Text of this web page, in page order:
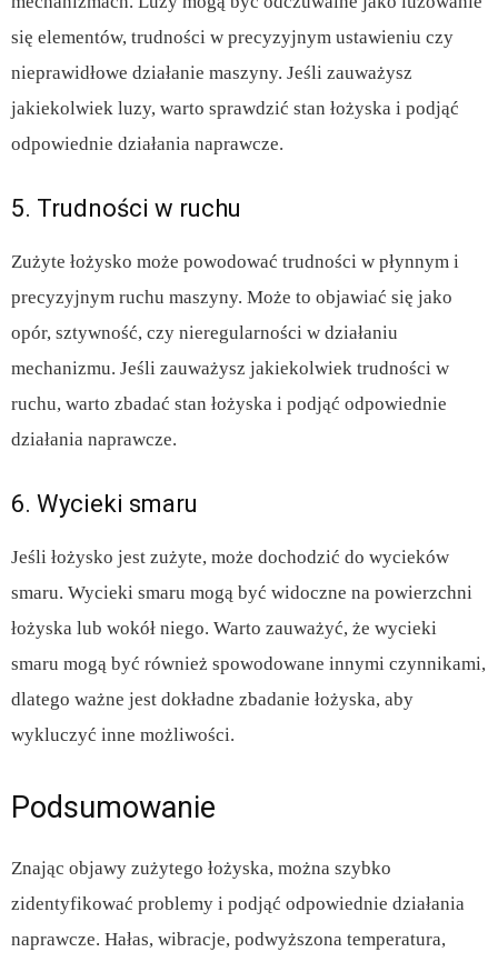
się elementów, trudności w precyzyjnym ustawieniu czy
nieprawidłowe działanie maszyny. Jeśli zauważysz
jakiekolwiek luzy, warto sprawdzić stan łożyska i podjąć
odpowiednie działania naprawcze.
5. Trudności w ruchu
Zużyte łożysko może powodować trudności w płynnym i
precyzyjnym ruchu maszyny. Może to objawiać się jako
opór, sztywność, czy nieregularności w działaniu
mechanizmu. Jeśli zauważysz jakiekolwiek trudności w
ruchu, warto zbadać stan łożyska i podjąć odpowiednie
działania naprawcze.
6. Wycieki smaru
Jeśli łożysko jest zużyte, może dochodzić do wycieków
smaru. Wycieki smaru mogą być widoczne na powierzchni
łożyska lub wokół niego. Warto zauważyć, że wycieki
smaru mogą być również spowodowane innymi czynnikami,
dlatego ważne jest dokładne zbadanie łożyska, aby
wykluczyć inne możliwości.
Podsumowanie
Znając objawy zużytego łożyska, można szybko
zidentyfikować problemy i podjąć odpowiednie działania
naprawcze. Hałas, wibracje, podwyższona temperatura,